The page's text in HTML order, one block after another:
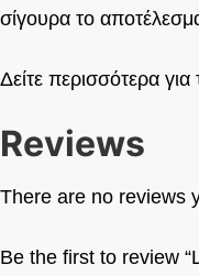
σίγουρα το
Δείτε περισσότερα για
Reviews
There are no reviews
Be the first to review